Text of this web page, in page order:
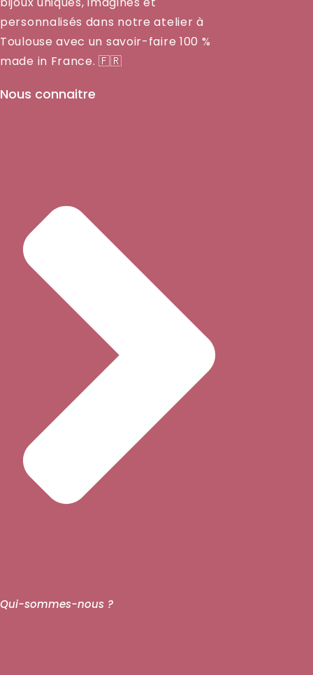
personnalisés dans notre atelier à
Toulouse avec un savoir-faire 100 %
made in France. 🇫🇷
Nous connaitre
Qui-sommes-nous ?